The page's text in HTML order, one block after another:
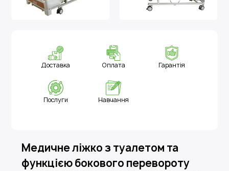
Доставка Оплата Гарантія
Послуги Навчання
Медичне ліжко з туалетом та
функцією бокового перевороту